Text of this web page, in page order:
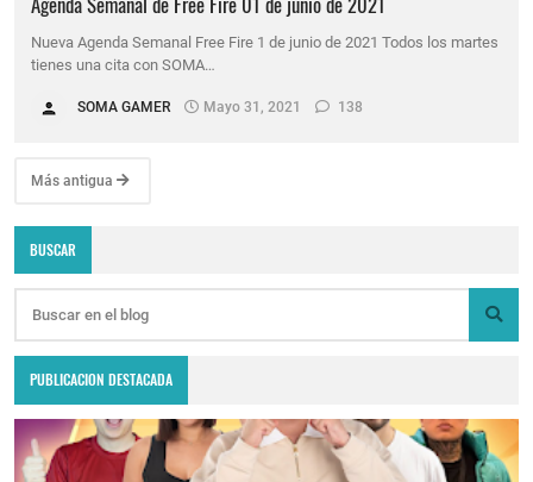
Nueva Agenda Semanal Free Fire 1 de junio de 2021 Todos los martes
tienes una cita con SOMA…
SOMA GAMER Mayo 31, 2021 138
Más antigua
BUSCAR
PUBLICACION DESTACADA